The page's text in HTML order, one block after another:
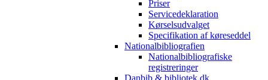
Priser
Servicedeklaration
Kørselsudvalget
Specifikation af køreseddel
Nationalbibliografien
Nationalbibliografiske
registreringer
Danbib & bibliotek.dk